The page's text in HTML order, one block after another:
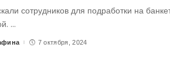
сотрудников для подработки на
...
7 октября, 2024